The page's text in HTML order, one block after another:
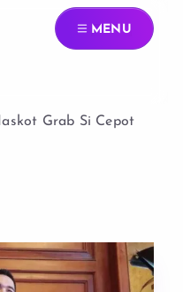
MENU
Grab Si Cepot